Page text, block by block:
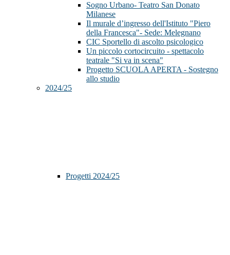
Sogno Urbano- Teatro San Donato
Milanese
Il murale d’ingresso dell'Istituto "Piero
della Francesca"- Sede: Melegnano
CIC Sportello di ascolto psicologico
Un piccolo cortocircuito - spettacolo
teatrale "Si va in scena"
Progetto SCUOLA APERTA - Sostegno
allo studio
2024/25
Progetti 2024/25